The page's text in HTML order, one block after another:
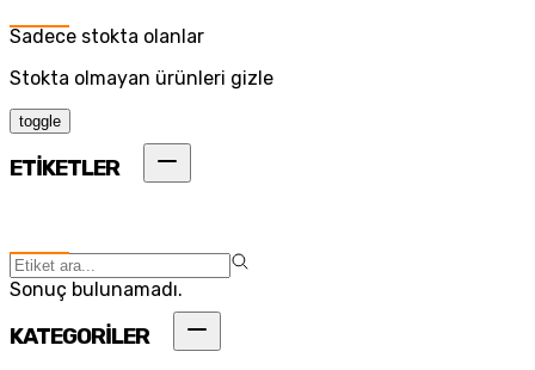
Sadece stokta olanlar
Stokta olmayan ürünleri gizle
toggle
ETİKETLER
Sonuç bulunamadı.
KATEGORİLER